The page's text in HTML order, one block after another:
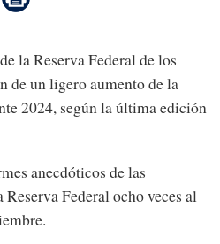
la Reserva Federal de los
de un ligero aumento de la
2024, según la última edición
anecdóticos de las
Federal ocho veces al